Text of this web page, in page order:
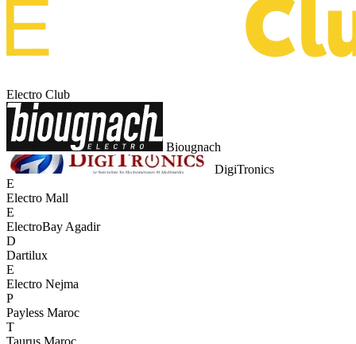
Electro Club
Biougnach
DigiTronics
E
Electro Mall
E
ElectroBay Agadir
D
Dartilux
E
Electro Nejma
P
Payless Maroc
T
Taurus Maroc